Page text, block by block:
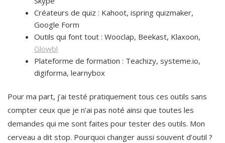
Créateurs de quiz : Kahoot, ispring quizmaker,
Google Form
Outils qui font tout : Wooclap, Beekast, Klaxoon,
Glowbl
Plateforme de formation : Teachizy, systeme.io,
digiforma, learnybox
Pour ma part, j’ai testé pratiquement tous ces outils sans
compter ceux que je n’ai pas noté ainsi que toutes les
demandes qui me sont faites pour tester des outils. Mon
cerveau a dit stop. Pourquoi changer aussi souvent d’outil ?